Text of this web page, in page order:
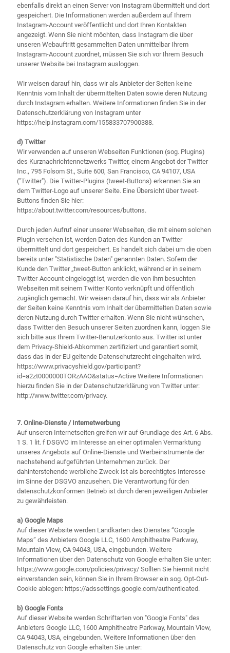
ebenfalls direkt an einen Server von Instagram übermittelt und dort
gespeichert. Die Informationen werden außerdem auf Ihrem
Instagram-Account veröffentlicht und dort Ihren Kontakten
angezeigt. Wenn Sie nicht möchten, dass Instagram die über
unseren Webauftritt gesammelten Daten unmittelbar Ihrem
Instagram-Account zuordnet, müssen Sie sich vor Ihrem Besuch
unserer Website bei Instagram ausloggen.
Wir weisen darauf hin, dass wir als Anbieter der Seiten keine
Kenntnis vom Inhalt der übermittelten Daten sowie deren Nutzung
durch Instagram erhalten. Weitere Informationen finden Sie in der
Datenschutzerklärung von Instagram unter
https://help.instagram.com/155833707900388.
d) Twitter
Wir verwenden auf unseren Webseiten Funktionen (sog. Plugins)
des Kurznachrichtennetzwerks Twitter, einem Angebot der Twitter
Inc., 795 Folsom St., Suite 600, San Francisco, CA 94107, USA
("Twitter"). Die Twitter-Plugins (tweet-Buttons) erkennen Sie an
dem Twitter-Logo auf unserer Seite. Eine Übersicht über tweet-
Buttons finden Sie hier:
https://about.twitter.com/resources/buttons.
Durch jeden Aufruf einer unserer Webseiten, die mit einem solchen
Plugin versehen ist, werden Daten des Kunden an Twitter
übermittelt und dort gespeichert. Es handelt sich dabei um die oben
bereits unter "Statistische Daten" genannten Daten. Sofern der
Kunde den Twitter „tweet-Button anklickt, während er in seinem
Twitter-Account eingeloggt ist, werden die von ihm besuchten
Webseiten mit seinem Twitter Konto verknüpft und öffentlich
zugänglich gemacht. Wir weisen darauf hin, dass wir als Anbieter
der Seiten keine Kenntnis vom Inhalt der übermittelten Daten sowie
deren Nutzung durch Twitter erhalten. Wenn Sie nicht wünschen,
dass Twitter den Besuch unserer Seiten zuordnen kann, loggen Sie
sich bitte aus Ihrem Twitter-Benutzerkonto aus. Twitter ist unter
dem Privacy-Shield-Abkommen zertifiziert und garantiert somit,
dass das in der EU geltende Datenschutzrecht eingehalten wird.
https://www.privacyshield.gov/participant?
id=a2zt0000000TORzAAO&status=Active Weitere Informationen
hierzu finden Sie in der Datenschutzerklärung von Twitter unter:
http://www.twitter.com/privacy.
7. Online-Dienste / Internetwerbung
Auf unseren Internetseiten greifen wir auf Grundlage des Art. 6 Abs.
1 S. 1 lit. f DSGVO im Interesse an einer optimalen Vermarktung
unseres Angebots auf Online-Dienste und Werbeinstrumente der
nachstehend aufgeführten Unternehmen zurück. Der
dahinterstehende werbliche Zweck ist als berechtigtes Interesse
im Sinne der DSGVO anzusehen. Die Verantwortung für den
datenschutzkonformen Betrieb ist durch deren jeweiligen Anbieter
zu gewährleisten.
a) Google Maps
Auf dieser Website werden Landkarten des Dienstes “Google
Maps” des Anbieters Google LLC, 1600 Amphitheatre Parkway,
Mountain View, CA 94043, USA, eingebunden. Weitere
Informationen über den Datenschutz von Google erhalten Sie unter:
https://www.google.com/policies/privacy/ Sollten Sie hiermit nicht
einverstanden sein, können Sie in Ihrem Browser ein sog. Opt-Out-
Cookie ablegen: https://adssettings.google.com/authenticated.
b) Google Fonts
Auf dieser Website werden Schriftarten von "Google Fonts" des
Anbieters Google LLC, 1600 Amphitheatre Parkway, Mountain View,
CA 94043, USA, eingebunden. Weitere Informationen über den
Datenschutz von Google erhalten Sie unter: